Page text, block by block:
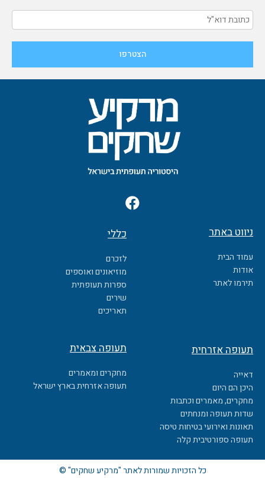
F
a
e
b
o
o
k
ניווט באתר
עמוד הבית
אודות
תירמו לאתר
כללי
לזכרם
מוזיאונים ואוספים
ספרות תעופתית
שירים
תאריכים
תעופה אזרחית
דאייה
היכן הם היום
מחקרים, מאמרים וכתבות
שדות תעופה ומנחתים
תאונות ואירועי בטיחות טיסה
תעופה ספורטיבית קלה
תעופה צבאית
מחקרים ומאמרים
תעופה אזרחית בארץ ישראל
כל הזכויות שמורות לאתר "מרקיע שחקים" ©